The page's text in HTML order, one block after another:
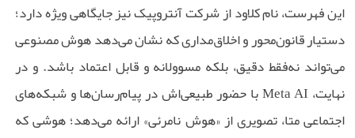
این فهرست، نام کلاود از شرکت آنتروپیک نیز جایگاهی ویژه دارد؛
دستیار قانون‌محور و اخلاق‌مداری که نشان می‌دهد هوش مصنوعی
می‌تواند نه‌فقط دقیق، بلکه مسوولانه و قابل اعتماد باشد. و در
نهایت، Meta AI با حضور طبیعی‌اش در پیام‌رسان‌ها و شبکه‌های
اجتماعی متا، تصویری از «هوش نامرئی» ارائه می‌دهد؛ هوشی که